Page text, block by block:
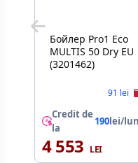
Бойлер Pro1 Eco
MULTIS 50 Dry EU
(3201462)
91 lei
Credit de
la
190lei/
4 553